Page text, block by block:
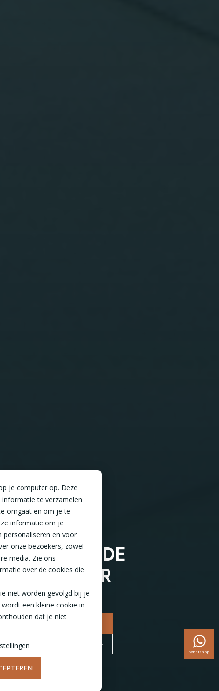
VRIJSTAANDE
TUINKAMER
NAAR CONFIGURATOR
BEZOEK DE SHOWROOM
Whatsapp
je computer op. Deze
te verzamelen
omgaat en om je te
informatie om je
personaliseren en voor
onze bezoekers, zowel
media. Zie ons
over de cookies die
niet worden gevolgd bij je
een kleine cookie in
dat je niet